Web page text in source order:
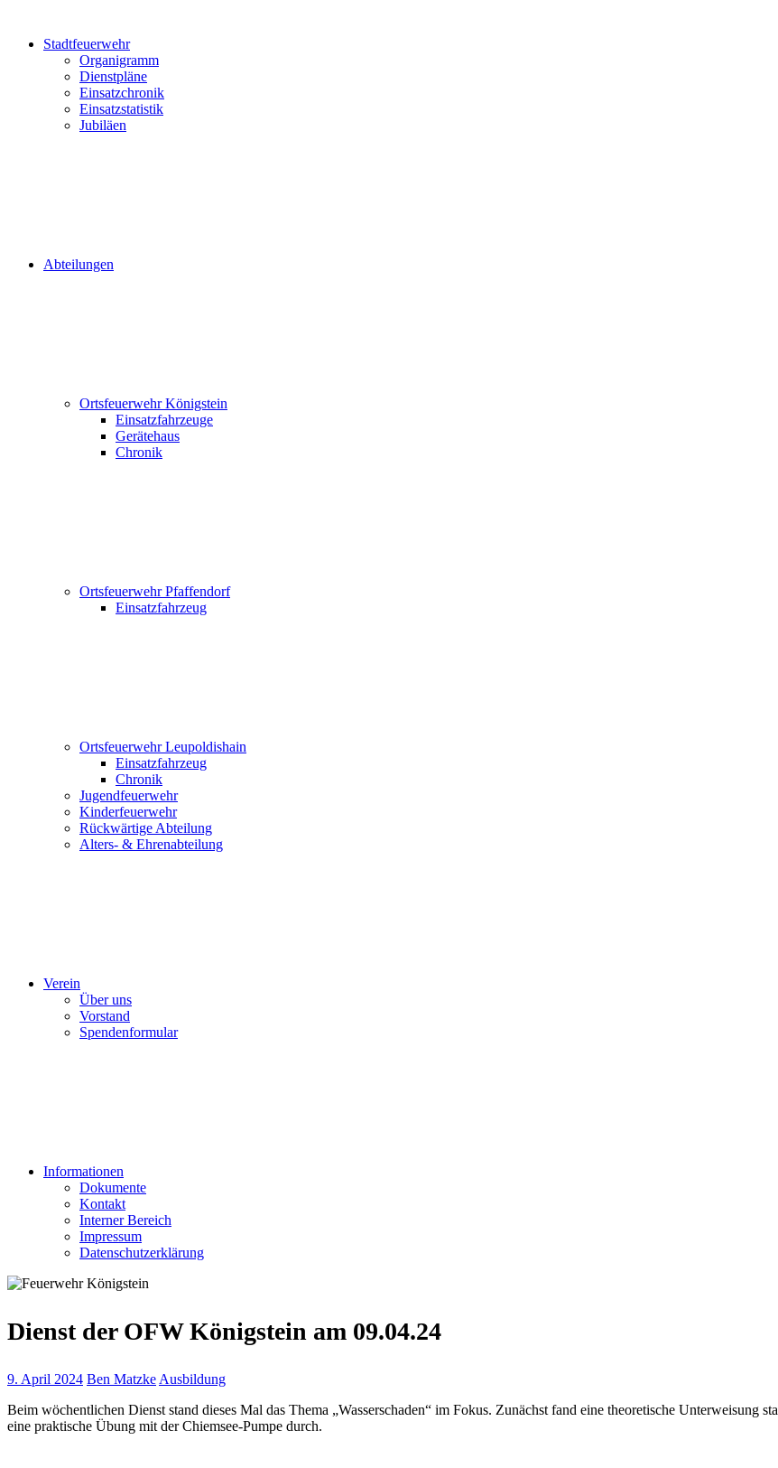
Stadtfeuerwehr
Organigramm
Dienstpläne
Einsatzchronik
Einsatzstatistik
Jubiläen
Abteilungen
Ortsfeuerwehr Königstein
Einsatzfahrzeuge
Gerätehaus
Chronik
Ortsfeuerwehr Pfaffendorf
Einsatzfahrzeug
Ortsfeuerwehr Leupoldishain
Einsatzfahrzeug
Chronik
Jugendfeuerwehr
Kinderfeuerwehr
Rückwärtige Abteilung
Alters- & Ehrenabteilung
Verein
Über uns
Vorstand
Spendenformular
Informationen
Dokumente
Kontakt
Interner Bereich
Impressum
Datenschutzerklärung
Dienst der OFW Königstein am 09.04.24
9. April 2024 Ben Matzke Ausbildung
Beim wöchentlichen Dienst stand dieses Mal das Thema „Wasserschaden“ im Fokus. Zunächst fand eine theoretische Unterweisung
eine praktische Übung mit der Chiemsee-Pumpe durch.